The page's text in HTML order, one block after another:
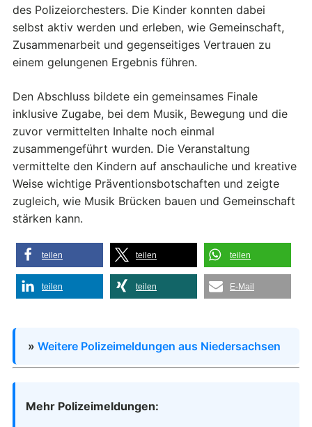
des Polizeiorchesters. Die Kinder konnten dabei
selbst aktiv werden und erleben, wie Gemeinschaft,
Zusammenarbeit und gegenseitiges Vertrauen zu
einem gelungenen Ergebnis führen.
Den Abschluss bildete ein gemeinsames Finale
inklusive Zugabe, bei dem Musik, Bewegung und die
zuvor vermittelten Inhalte noch einmal
zusammengeführt wurden. Die Veranstaltung
vermittelte den Kindern auf anschauliche und kreative
Weise wichtige Präventionsbotschaften und zeigte
zugleich, wie Musik Brücken bauen und Gemeinschaft
stärken kann.
teilen teilen teilen
teilen teilen E-Mail
» Weitere Polizeimeldungen aus Niedersachsen
Mehr Polizeimeldungen: